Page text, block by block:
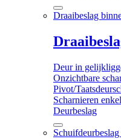
Draaibeslag
Deur in
Onzichtbare
Pivot/
Scharnieren
Deurbeslag